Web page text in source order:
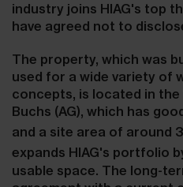
industry joins HIAG's top
have agreed not to
The property, which was
used for a wide variety of
concepts, is located in
Buchs (AG), which has
and a site area of around
expands HIAG's portfolio
usable space. The long-